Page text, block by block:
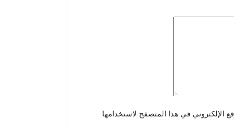
الإلكتروني في هذا المتصفح لاستخدامها